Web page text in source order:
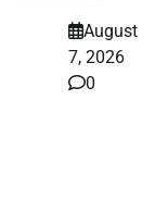
August
7, 2026
0